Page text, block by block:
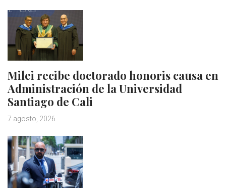
Milei recibe doctorado honoris causa en
Administración de la Universidad
Santiago de Cali
7 agosto, 2026